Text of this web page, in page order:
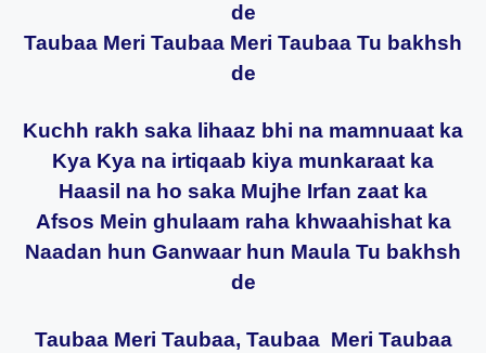
de
Taubaa Meri Taubaa Meri Taubaa Tu bakhsh
de
Kuchh rakh saka lihaaz bhi na mamnuaat ka
Kya Kya na irtiqaab kiya munkaraat ka
Haasil na ho saka Mujhe Irfan zaat ka
Afsos Mein ghulaam raha khwaahishat ka
Naadan hun Ganwaar hun Maula Tu bakhsh
de
Taubaa Meri Taubaa, Taubaa Meri Taubaa